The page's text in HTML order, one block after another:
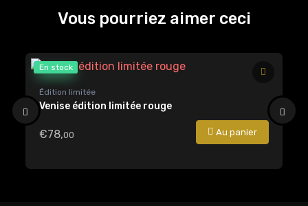
Vous pourriez aimer ceci
En stock
Édition limitée
Venise édition limitée rouge
€78,00 Au panier